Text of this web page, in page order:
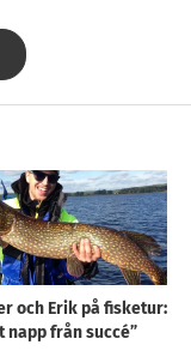
och Erik på fisketur:
napp från succé”